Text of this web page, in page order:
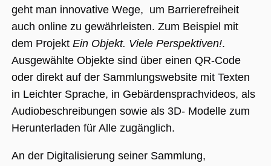
geht man innovative Wege, um Barrierefreiheit
auch online zu gewährleisten. Zum Beispiel mit
dem ProjektEin Objekt. Viele Perspektiven!.
Ausgewählte Objekte sind über einen QR-Code
oder direkt auf der Sammlungswebsite mit Texten
in Leichter Sprache, in Gebärdensprachvideos, als
Audiobeschreibungen sowie als 3D- Modelle zum
Herunterladen für Alle zugänglich.
An der Digitalisierung seiner Sammlung,
Name Anbieter / Domäne Ablaufdatum
_ga
Google LLC
.museumsguide.net
1 Jahr 1
Dieser Cookie-
Google
verknüpft.
Google Privacy Policy